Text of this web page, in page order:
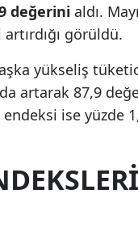
Isparta
İstanbul
İzmir
Kastamonu
değerini aldı.
görüldü.
yükseliş
artarak 87,9
ise yüzde